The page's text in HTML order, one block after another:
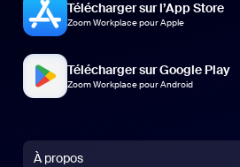
Télécharger sur l’App Store
Zoom Workplace pour Apple
Télécharger sur Google Play
Zoom Workplace pour Android
À propos